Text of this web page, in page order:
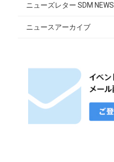
ニューズレター SDM NEWS
ニュースアーカイブ